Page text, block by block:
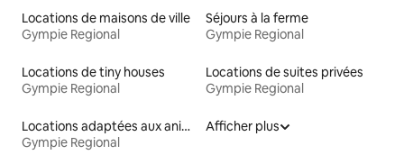
Locations de maisons de ville
Gympie Regional
Séjours à la ferme
Gympie Regional
Locations de tiny houses
Gympie Regional
Locations de suites privées
Gympie Regional
Locations adaptées aux animaux
Gympie Regional
Afficher plus